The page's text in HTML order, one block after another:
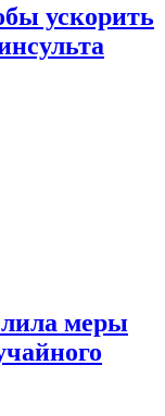
ускорить
меры